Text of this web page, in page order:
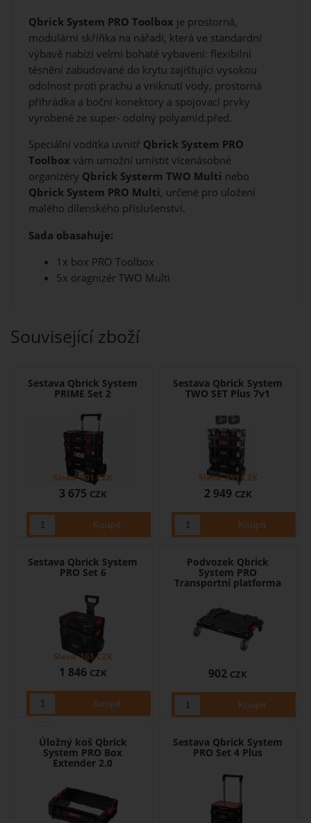
Qbrick System PRO Toolbox je prostorná,
modulární skříňka na nářadí, která ve standardní
výbavě nabízí velmi bohaté vybavení: flexibilní
těsnění zabudované do krytu zajišťující vysokou
odolnost proti prachu a vniknutí vody, prostorná
přihrádka a boční konektory a spojovací prvky
vyrobené ze super- odolný polyamid.před.
Speciální vodítka uvnitř Qbrick System PRO
Toolbox vám umožní umístit vícenásobné
organizéry Qbrick Systerm TWO Multi nebo
Qbrick System PRO Multi, určené pro uložení
malého dílenského příslušenství.
Sada obasahuje:
1x box PRO Toolbox
5x oragnizér TWO Multi
Související zboží
Sestava Qbrick System
PRIME Set 2
3 675 CZK
Sleva 501 CZK
Sestava Qbrick System
TWO SET Plus 7v1
2 949 CZK
Sleva 351CZK
Sestava Qbrick System
PRO Set 6
1 846 CZK
Sleva 161CZK
Podvozek Qbrick
System PRO
Transportní platforma
902 CZK
Úložný koš Qbrick
System PRO Box
Extender 2.0
Sestava Qbrick System
PRO Set 4 Plus